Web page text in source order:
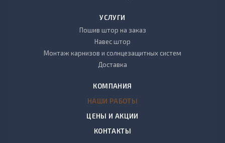
УСЛУГИ
Пошив штор на заказ
Навес штор
Монтаж карнизов и солнцезащитных систем
Доставка
КОМПАНИЯ
НАШИ РАБОТЫ
ЦЕНЫ И АКЦИИ
КОНТАКТЫ